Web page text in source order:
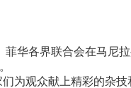
各界联合会在马尼
观众献上精彩的杂技